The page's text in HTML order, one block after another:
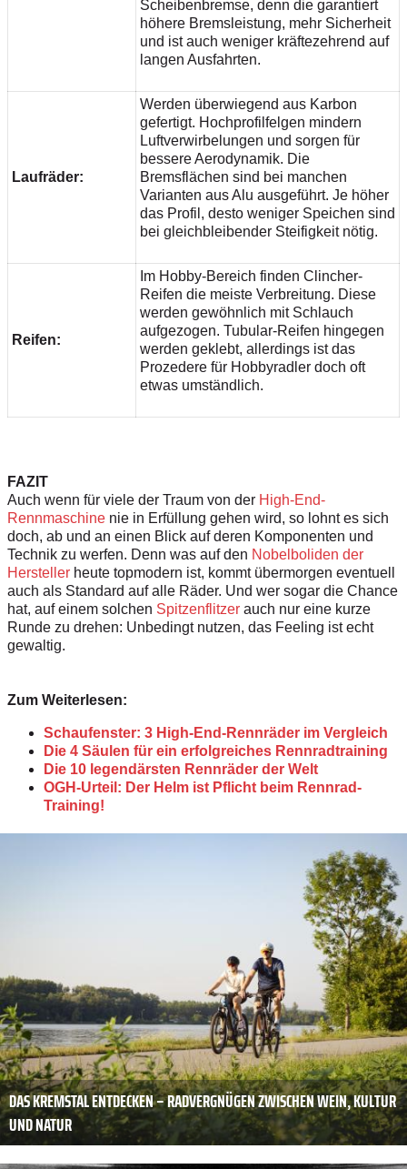
Scheibenbremse, denn die garantiert
höhere Bremsleistung, mehr Sicherheit
und ist auch weniger kräftezehrend auf
langen Ausfahrten.
Laufräder:
Werden überwiegend aus Karbon
gefertigt. Hochprofilfelgen mindern
Luftverwirbelungen und sorgen für
bessere Aerodynamik. Die
Bremsflächen sind bei manchen
Varianten aus Alu ausgeführt. Je höher
das Profil, desto weniger Speichen sind
bei gleichbleibender Steifigkeit nötig.
Reifen:
Im Hobby-Bereich finden Clincher-
Reifen die meiste Verbreitung. Diese
werden gewöhnlich mit Schlauch
aufgezogen. Tubular-Reifen hingegen
werden geklebt, allerdings ist das
Prozedere für Hobbyradler doch oft
etwas umständlich.
FAZIT
Auch wenn für viele der Traum von der High-End-
Rennmaschine nie in Erfüllung gehen wird, so lohnt es sich
doch, ab und an einen Blick auf deren Komponenten und
Technik zu werfen. Denn was auf den Nobelboliden der
Hersteller heute topmodern ist, kommt übermorgen eventuell
auch als Standard auf alle Räder. Und wer sogar die Chance
hat, auf einem solchen Spitzenflitzer auch nur eine kurze
Runde zu drehen: Unbedingt nutzen, das Feeling ist echt
gewaltig.
Zum Weiterlesen:
Schaufenster: 3 High-End-Rennräder im Vergleich
Die 4 Säulen für ein erfolgreiches Rennradtraining
Die 10 legendärsten Rennräder der Welt
OGH-Urteil: Der Helm ist Pflicht beim Rennrad-
Training!
DAS KREMSTAL ENTDECKEN – RADVERGNÜGEN ZWISCHEN WEIN, KULTUR
UND NATUR